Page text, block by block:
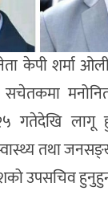
केपी शर्मा
गतेदेखि लागू
तथा
उपसचिव